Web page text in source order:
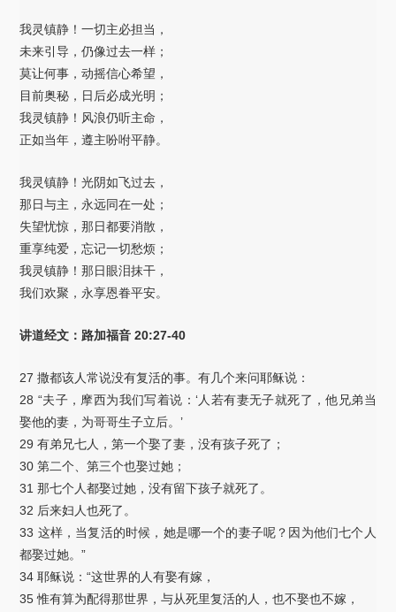
我灵镇静！一切主必担当，
未来引导，仍像过去一样；
莫让何事，动摇信心希望，
目前奥秘，日后必成光明；
我灵镇静！风浪仍听主命，
正如当年，遵主吩咐平静。
我灵镇静！光阴如飞过去，
那日与主，永远同在一处；
失望忧惊，那日都要消散，
重享纯爱，忘记一切愁烦；
我灵镇静！那日眼泪抹干，
我们欢聚，永享恩眷平安。
讲道经文：路加福音 20:27-40
27 撒都该人常说没有复活的事。有几个来问耶稣说：
28 “夫子，摩西为我们写着说：‘人若有妻无子就死了，他兄弟当
娶他的妻，为哥哥生子立后。’
29 有弟兄七人，第一个娶了妻，没有孩子死了；
30 第二个、第三个也娶过她；
31 那七个人都娶过她，没有留下孩子就死了。
32 后来妇人也死了。
33 这样，当复活的时候，她是哪一个的妻子呢？因为他们七个人
都娶过她。”
34 耶稣说：“这世界的人有娶有嫁，
35 惟有算为配得那世界，与从死里复活的人，也不娶也不嫁，